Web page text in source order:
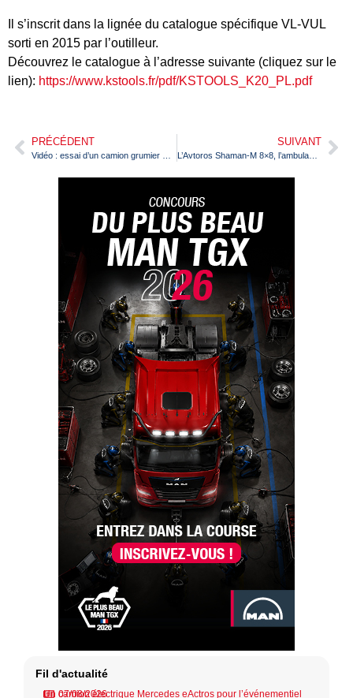
Il s’inscrit dans la lignée du catalogue spécifique VL-VUL
sorti en 2015 par l’outilleur.
Découvrez le catalogue à l’adresse suivante (cliquez sur le
lien): https://www.kstools.fr/pdf/KSTOOLS_K20_PL.pdf
PRÉCÉDENT SUIVANT
L’Avtoros Shaman-M 8×8, l’ambulance de l’extrême
Fil d'actualité
07/08/2026
Un camion électrique Mercedes eActros pour l’événementiel